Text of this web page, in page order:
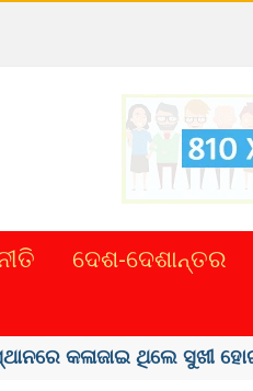
ଦେଶ-ଦେଶାନ୍ତର
କଳାଜାଇ ଥିଲେ ସୁଖୀ